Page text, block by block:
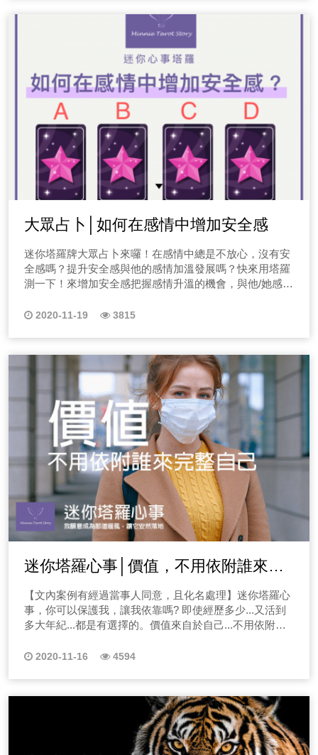
大眾占卜│如何在感情中增加安全感
迷你塔羅牌大眾占卜來囉！在感情中總是不放心，沒有安
全感嗎？提升安全感與他的感情加溫發展嗎？快來用塔羅
測一下！來增加安全感把握感情升溫的機會，與他/她感情
2020-11-19 3815
迷你塔羅心事│價值，不用依附誰來完
整自己
【文內案例有經過當事人同意，且化名處理】迷你塔羅心
事，你可以保護我，讓我依靠嗎? 即使經歷多少...又活到
多大年紀...都是有選擇的。價值來自於自己...不用依附誰
2020-11-16 4594